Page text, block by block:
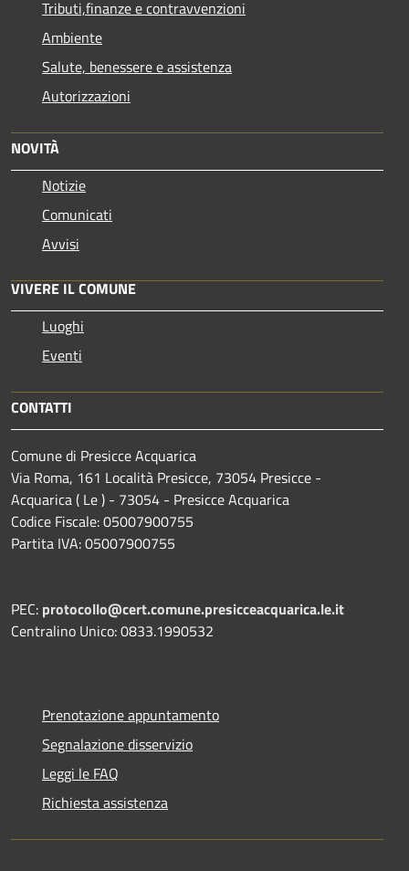
Tributi,finanze e contravvenzioni
Ambiente
Salute, benessere e assistenza
Autorizzazioni
NOVITÀ
Notizie
Comunicati
Avvisi
VIVERE IL COMUNE
Luoghi
Eventi
CONTATTI
Comune di Presicce Acquarica
Via Roma, 161 Località Presicce, 73054 Presicce -
Acquarica ( Le ) - 73054 - Presicce Acquarica
Codice Fiscale: 05007900755
Partita IVA: 05007900755
PEC: protocollo@cert.comune.presicceacquarica.le.it
Centralino Unico: 0833.1990532
Prenotazione appuntamento
Segnalazione disservizio
Leggi le FAQ
Richiesta assistenza